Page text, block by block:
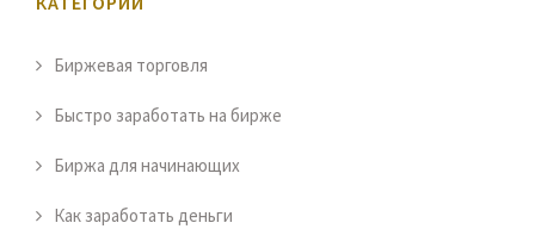
Биржевая торговля
Быстро заработать на бирже
Биржа для начинающих
Как заработать деньги